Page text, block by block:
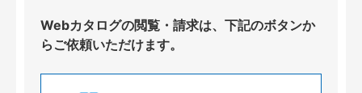
Webカタログの閲覧・請求は、下記のボタンか
らご依頼いただけます。